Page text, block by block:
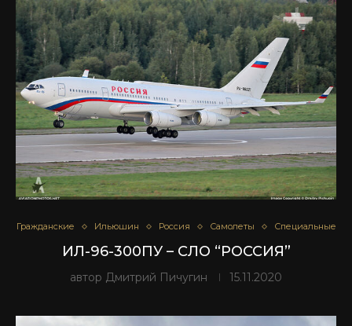
Гражданские Ильюшин Россия Самолеты Специальные
ИЛ-96-300ПУ – СЛО “РОССИЯ”
автор Дмитрий Пичугин 15.11.2020